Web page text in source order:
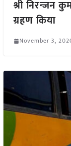
श्री निरन्जन
ग्रहण किया
November 3,